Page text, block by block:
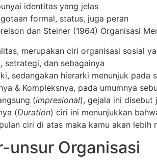
identitas yang jelas
formal, status, juga peran
dan Steiner (1964) Organisasi
merupakan ciri organisasi sosial
setrategi, dan sebagainya
sedangakan hierarki menunjuk
& Kompleksnya, pada umumnya
(impresional), gejala ini disebut
(Duration) ciri ini menunjukkan
ciri di atas maka kamu akan lebih
unsur Organisasi